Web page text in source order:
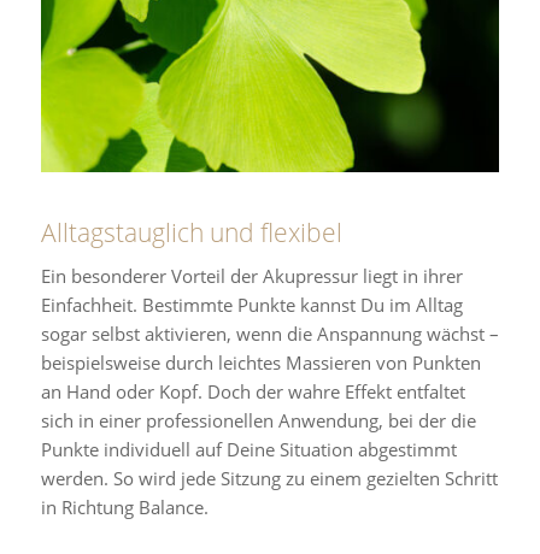
Alltagstauglich und flexibel
Ein besonderer Vorteil der Akupressur liegt in ihrer
Einfachheit. Bestimmte Punkte kannst Du im Alltag
sogar selbst aktivieren, wenn die Anspannung wächst –
beispielsweise durch leichtes Massieren von Punkten
an Hand oder Kopf. Doch der wahre Effekt entfaltet
sich in einer professionellen Anwendung, bei der die
Punkte individuell auf Deine Situation abgestimmt
werden. So wird jede Sitzung zu einem gezielten Schritt
in Richtung Balance.